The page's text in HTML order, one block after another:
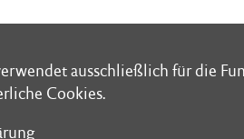
ausschließlich für die
Cookies.
ausschließlich für die
Cookies.